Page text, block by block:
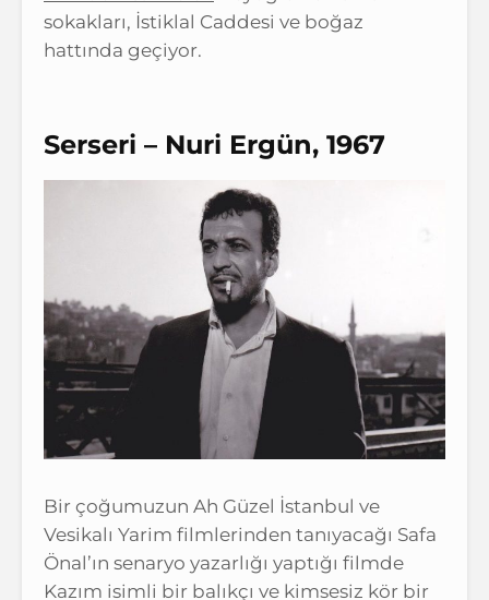
sokakları, İstiklal Caddesi ve boğaz
hattında geçiyor.
Serseri – Nuri Ergün, 1967
Bir çoğumuzun Ah Güzel İstanbul ve
Vesikalı Yarim filmlerinden tanıyacağı Safa
Önal’ın senaryo yazarlığı yaptığı filmde
Kazım isimli bir balıkçı ve kimsesiz kör bir